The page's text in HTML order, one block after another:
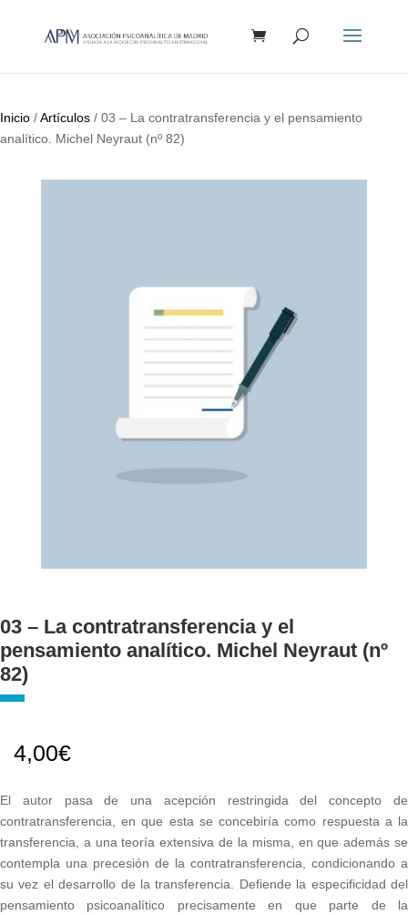
productos
Inicio /Artículos / 03 – La contratransferencia y el pensamiento
analítico. Michel Neyraut (nº 82)
03 – La contratransferencia y el
pensamiento analítico. Michel Neyraut (nº
82)
4,00€
El autor pasa de una acepción restringida del concepto de
contratransferencia, en que esta se concebiría como respuesta a la
transferencia, a una teoría extensiva de la misma, en que además se
contempla una precesión de la contratransferencia, condicionando a
su vez el desarrollo de la transferencia. Defiende la especificidad del
pensamiento psicoanalítico precisamente en que parte de la